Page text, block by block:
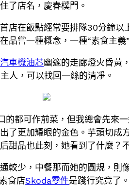
了店名，慶春樸門。
店在飯點經常要排隊30分鐘以
嘗一種概念，一種“素食主義
汽車機油芯幽邃的走廊燈火昏黃
人，可以找回一絲的清凈。
的都可作前菜，但我總會先來
了更加耀眼的金色。芋頭切成
后甜品也此刻，她看到了什麼？
較少，中餐那而她的圓規，
食店Skoda零件是踐行究竟了